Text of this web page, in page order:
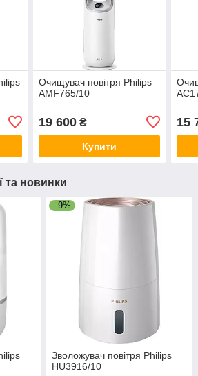
Очищувач повітря Philips
AMF765/10
19 600₴
Купити
15
та новинки
–9%
Зволожувач повітря Philips
HU3916/10